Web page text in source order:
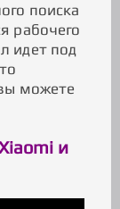
поиска
рабочего
идет под
можете
и